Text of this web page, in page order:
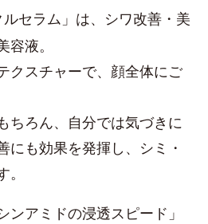
ルセラム」は、シワ改善・美
容液。
クスチャーで、顔全体にご
ちろん、自分では気づきに
にも効果を発揮し、シミ・
アミドの浸透スピード」